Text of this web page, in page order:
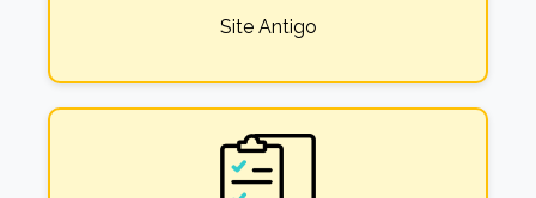
Site Antigo